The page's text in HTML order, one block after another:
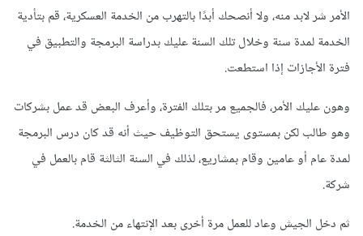
الأمر شر لابد منه، ولا أنصحك أبدًا بالتهرب من الخدمة العسكرية، قم بتأدية
الخدمة لمدة سنة وخلال تلك السنة عليك بدراسة البرمجة والتطبيق في
فترة الأجازات إذا استطعت.
وهون عليك الأمر، فالجميع مر بتلك الفترة، وأعرف البعض قد عمل بشركات
وهو طالب لكن بمستوى يستحق التوظيف حيث أنه قد كان درس البرمجة
لمدة عام أو عامين وقام بمشاريع، لذلك في السنة الثالثة قام بالعمل في
شركة.
ثم دخل الجيش وعاد للعمل مرة أخرى بعد الإنتهاء من الخدمة.